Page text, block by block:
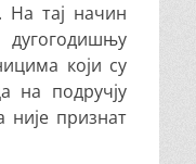
На тај начин
који су
на подручју
није признат